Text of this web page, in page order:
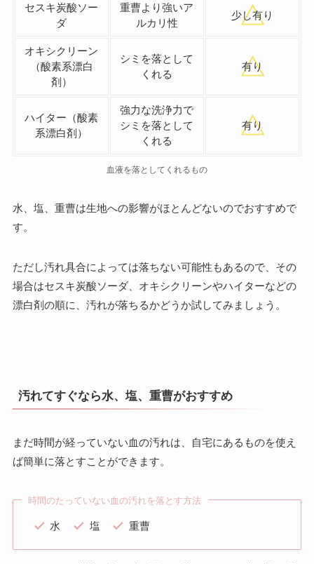
セスキ炭酸ソー
ダ
重曹より強いア
ルカリ性
少し有り
オキシクリーン
（酸素系漂白
剤）
シミを落として
くれる
有り
ハイター（酸素
系漂白剤）
強力な洗浄力で
シミを落として
くれる
有り
血液を落としてくれるもの
水、塩、重曹は生地への影響がほとんどないのでおすすめで
す。
ただし汚れ具合によっては落ちない可能性もあるので、その
場合はセスキ炭酸ソーダ、オキシクリーンやハイターなどの
漂白剤の順に、汚れが落ちるかどうか試してみましょう。
汚れてすぐなら水、塩、重曹がおすすめ
まだ時間が経っていない血の汚れは、自宅にあるものを使え
ば簡単に落とすことができます。
時間のたっていない血の汚れを落とす方法
水 塩 重曹